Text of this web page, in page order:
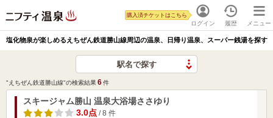
ログイン
購入済チケットはこちら
履歴 メニュー
塩化物泉が楽しめるえちぜん鉄道勝山線周辺の温泉、日帰り温泉、スーパー銭湯を探す
駅名で探す
"えちぜん鉄道勝山線"の検索結果6件
スキージャム勝山 温泉大浴場ささゆり
3.0点 / 8 件